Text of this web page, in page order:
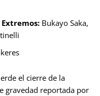
Bukayo Saka,
el cierre de la
gravedad reportada por